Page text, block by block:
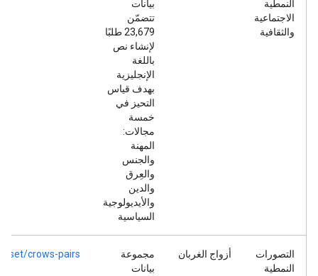
النمطية
الاجتماعية
والثقافية
بيانات
تتضمّن
23,679 طلبًا
لإنشاء نص
باللغة
الإنجليزية
بهدف قياس
التحيز في
خمسة
مجالات:
المهنة
والجنس
والعِرق
والدين
والأيديولوجية
السياسية
التصورات
النمطية
أزواج الغربان
مجموعة
بيانات
crows-pairs